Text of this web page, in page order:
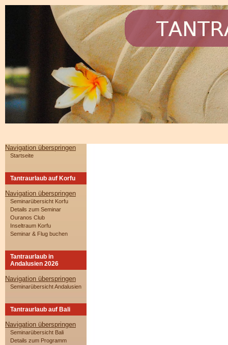
Navigation überspringen
Startseite
Tantraurlaub auf Korfu
Navigation überspringen
Seminarübersicht Korfu
Details zum Seminar
Ouranos Club
Inseltraum Korfu
Seminar & Flug buchen
Tantraurlaub in
Andalusien 2026
Navigation überspringen
Seminarübersicht Andalusien
Tantraurlaub auf Bali
Navigation überspringen
Seminarübersicht Bali
Details zum Programm